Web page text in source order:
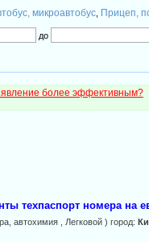
микроавтобус, Прицеп,
до
более эффективным?
техпаспорт номера на
автохимия , Легковой ) город: